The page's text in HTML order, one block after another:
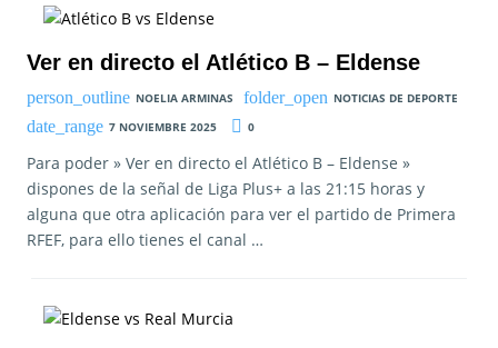
Ver en directo el Atlético B – Eldense
NOELIA ARMINAS
NOTICIAS DE DEPORTE
7 NOVIEMBRE 2025
0
Para poder » Ver en directo el Atlético B – Eldense »
dispones de la señal de Liga Plus+ a las 21:15 horas y
alguna que otra aplicación para ver el partido de Primera
RFEF, para ello tienes el canal …